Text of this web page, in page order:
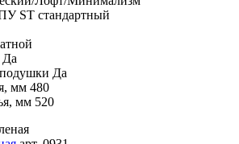
ST стандартный
Да
Да
мм 480
мм 520